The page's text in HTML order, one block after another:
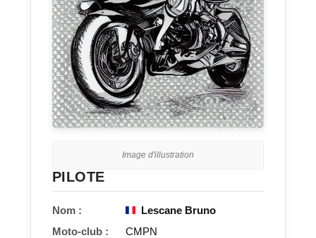
Image d'illustration
PILOTE
Nom :
Lescane Bruno
Moto-club :
CMPN